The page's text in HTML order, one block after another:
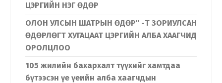
ЦЭРГИЙН НЭГ ӨДӨР
ОЛОН УЛСЫН ШАТРЫН ӨДӨР" -Т ЗОРИУЛСАН
ӨДӨРЛӨГТ ХУГАЦААТ ЦЭРГИЙН АЛБА ХААГЧИД
ОРОЛЦЛОО
105 жилийн бахархалт түүхийг хамтдаа
бүтээсэн үе үеийн алба хаагчдын